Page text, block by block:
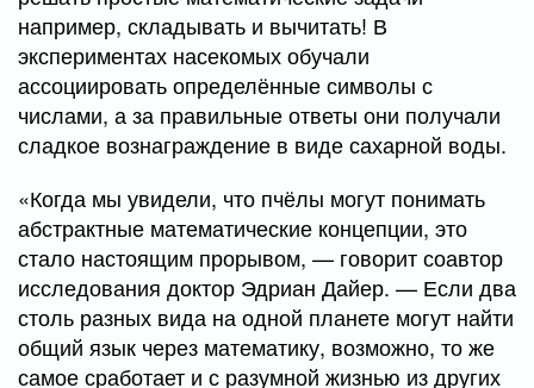
например, складывать и вычитать! В
экспериментах насекомых обучали
ассоциировать определённые символы с
числами, а за правильные ответы они получали
сладкое вознаграждение в виде сахарной воды.
«Когда мы увидели, что пчёлы могут понимать
абстрактные математические концепции, это
стало настоящим прорывом, — говорит соавтор
исследования доктор Эдриан Дайер. — Если два
столь разных вида на одной планете могут найти
общий язык через математику, возможно, то же
самое сработает и с разумной жизнью из других